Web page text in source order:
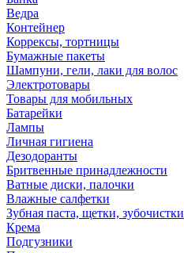
Ведра
Контейнер
Коррексы, тортницы
Бумажные пакеты
Шампуни, гели, лаки для волос
Электротовары
Товары для мобильных
Батарейки
Лампы
Личная гигиена
Дезодоранты
Бритвенные принадлежности
Ватные диски, палочки
Влажные салфетки
Зубная паста, щетки, зубочистки
Крема
Подгузники